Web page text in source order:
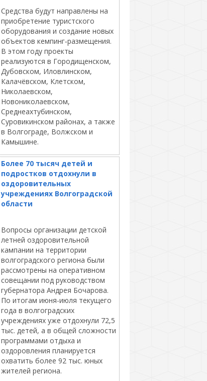
Средства будут направлены на
приобретение туристского
оборудования и создание новых
объектов кемпинг‑размещения.
В этом году проекты
реализуются в Городищенском,
Дубовском, Иловлинском,
Калачёвском, Клетском,
Николаевском,
Новониколаевском,
Среднеахтубинском,
Суровикинском районах, а также
в Волгограде, Волжском и
Камышине.
Более 70 тысяч детей и
подростков отдохнули в
оздоровительных
учреждениях Волгоградской
области
Вопросы организации детской
летней оздоровительной
кампании на территории
волгоградского региона были
рассмотрены на оперативном
совещании под руководством
губернатора Андрея Бочарова.
По итогам июня-июля текущего
года в волгоградских
учреждениях уже отдохнули 72,5
тыс. детей, а в общей сложности
программами отдыха и
оздоровления планируется
охватить более 92 тыс. юных
жителей региона.